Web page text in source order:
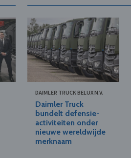
DAIMLER TRUCK BELUX N.V.
Daimler Truck
bundelt defensie-
activiteiten onder
nieuwe wereldwijde
merknaam